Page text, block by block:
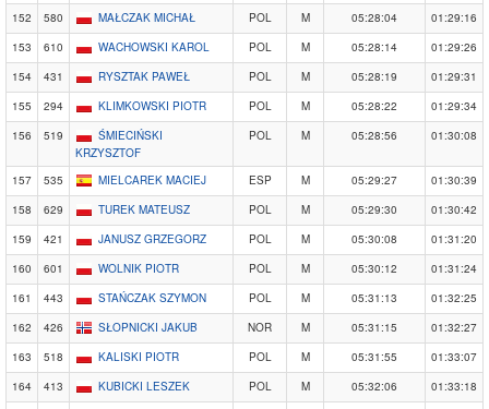
152
580 MAŁCZAK MICHAŁ POL M 05:28:04
01:29:16
153
610 WACHOWSKI KAROL POL M 05:28:14
01:29:26
154
431 RYSZTAK PAWEŁ POL M 05:28:19
01:29:31
155
294 KLIMKOWSKI PIOTR POL M 05:28:22
01:29:34
156
519
ŚMIECIŃSKI
KRZYSZTOF
POL M 05:28:56 01:30:08
157 535 MIELCAREK MACIEJ ESP M 05:29:27
01:30:39
158
629 TUREK MATEUSZ POL M 05:29:30
01:30:42
159
421 JANUSZ GRZEGORZ POL M 05:30:08
01:31:20
160
601 WOLNIK PIOTR POL M 05:30:12
01:31:24
161
443 STAŃCZAK SZYMON POL M 05:31:13
01:32:25
162
426 SŁOPNICKI JAKUB NOR M 05:31:15
01:32:27
163
518 KALISKI PIOTR POL M 05:31:55
01:33:07
164
413 KUBICKI LESZEK POL M 05:32:06
01:33:18